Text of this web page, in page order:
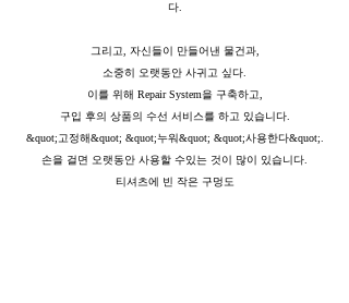
다.
그리고, 자신들이 만들어낸 물건과,
소중히 오랫동안 사귀고 싶다.
이를 위해 Repair System을 구축하고,
구입 후의 상품의 수선 서비스를 하고 있습니다.
&quot;고정해&quot; &quot;누워&quot; &quot;사용한다&quot;.
손을 걸면 오랫동안 사용할 수있는 것이 많이 있습니다.
티셔츠에 빈 작은 구멍도